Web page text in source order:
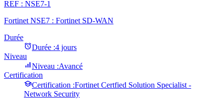
REF : NSE7-1
Fortinet NSE7 : Fortinet SD-WAN
Durée
Durée :4 jours
Niveau
Niveau :Avancé
Certification
Certification :Fortinet Certfied Solution Specialist -
Network Security